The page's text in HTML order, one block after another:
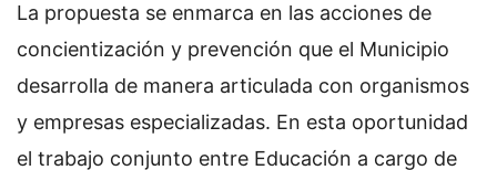
La propuesta se enmarca en las acciones de
concientización y prevención que el Municipio
desarrolla de manera articulada con organismos
y empresas especializadas. En esta oportunidad
el trabajo conjunto entre Educación a cargo de